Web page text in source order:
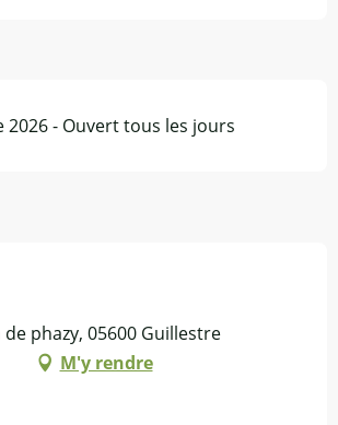
2026 - Ouvert tous les jours
de phazy, 05600 Guillestre
M'y rendre